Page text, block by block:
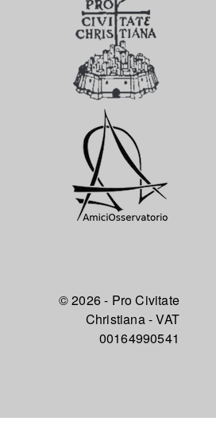
© 2026 - Pro Civitate
Christiana - VAT
00164990541